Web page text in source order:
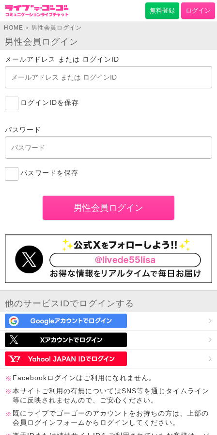
無料登録 ログイン
HOME > 男性会員ログイン
男性会員ログイン
メールアドレス または ログインID
ログインIDを保存
パスワード
パスワードを保存
他のサービスIDでログインする
Facebookログインはご利用になれません。
本サイトご利用の有無についてはSNS等を通じタイムライン
等に反映されませんので、ご安心ください。
既にライブでゴーゴーのアカウントをお持ちの方は、上部の
会員ログインフォームからログインしてください。